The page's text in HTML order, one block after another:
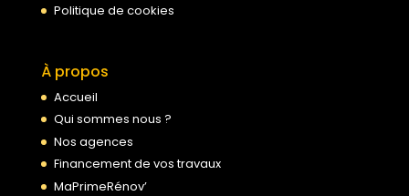
Politique de cookies
À propos
Accueil
Qui sommes nous ?
Nos agences
Financement de vos travaux
MaPrimeRénov’